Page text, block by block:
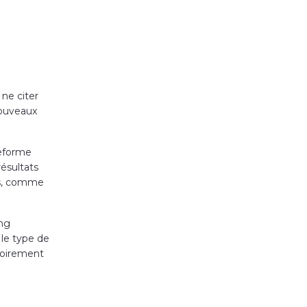
ne citer
comme
type de